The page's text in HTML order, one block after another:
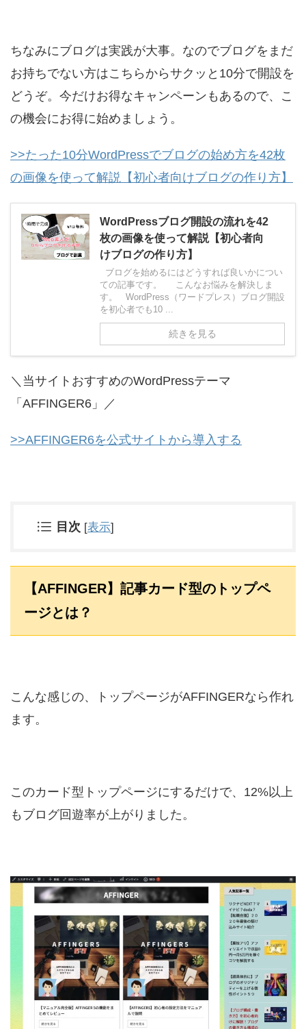
ちなみにブログは実践が大事。なのでブログをまだ
お持ちでない方はこちらからサクッと10分で開設を
どうぞ。今だけお得なキャンペーンもあるので、こ
の機会にお得に始めましょう。
>>たった10分WordPressでブログの始め方を42枚
の画像を使って解説【初心者向けブログの作り方】
WordPressブログ開設の流れを42
枚の画像を使って解説【初心者向
けブログの作り方】
ブログを始めるにはどうすれば良いかについ
ての記事です。 こんなお悩みを解決しま
す。 WordPress（ワードプレス）ブログ開設
を初心者でも10 ...
続きを見る
＼当サイトおすすめのWordPressテーマ
「AFFINGER6」／
>>AFFINGER6を公式サイトから導入する
目次 [表示]
【AFFINGER】記事カード型のトップペ
ージとは？
こんな感じの、トップページがAFFINGERなら作れ
ます。
このカード型トップページにするだけで、12%以上
もブログ回遊率が上がりました。